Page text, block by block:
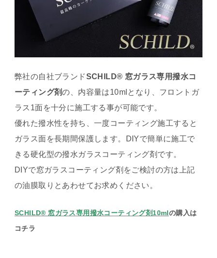
弊社の自社ブランドSCHILD® 窓ガラス専用撥水コ
ーティング剤の 、内容量は10mlとなり、フロントガ
ラス1面を十分に施工する事が可能です。
優れた撥水性を持ち、一度コーティング施工すると
ガラス面を長期間保護します。DIYで簡単に施工で
きる硬化型の撥水ガラスコーティング剤です。
DIYで窓ガラスコーティング剤をご検討の方は上記
の油膜取りとあわせてお求めください。
SCHILD® 窓ガラス専用撥水コーティング剤10mlの購入は
コチラ